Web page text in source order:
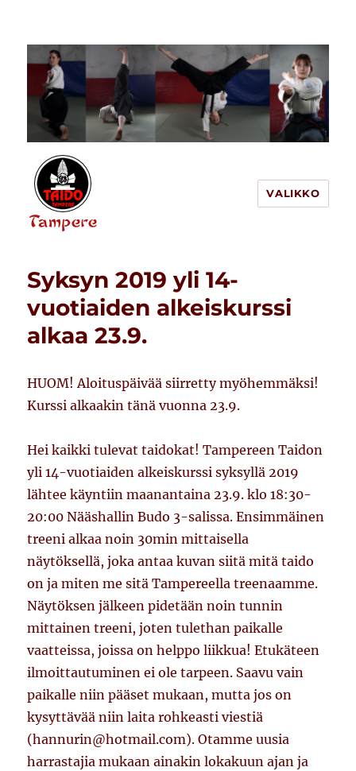
VALIKKO
Syksyn 2019 yli 14-
vuotiaiden alkeiskurssi
alkaa 23.9.
HUOM! Aloituspäivää siirretty myöhemmäksi!
Kurssi alkaakin tänä vuonna 23.9.
Hei kaikki tulevat taidokat! Tampereen Taidon
yli 14-vuotiaiden alkeiskurssi syksyllä 2019
lähtee käyntiin maanantaina 23.9. klo 18:30-
20:00 Nääshallin Budo 3-salissa. Ensimmäinen
treeni alkaa noin 30min mittaisella
näytöksellä, joka antaa kuvan siitä mitä taido
on ja miten me sitä Tampereella treenaamme.
Näytöksen jälkeen pidetään noin tunnin
mittainen treeni, joten tulethan paikalle
vaatteissa, joissa on helppo liikkua! Etukäteen
ilmoittautuminen ei ole tarpeen. Saavu vain
paikalle niin pääset mukaan, mutta jos on
kysyttävää niin laita rohkeasti viestiä
(hannurin@hotmail.com). Otamme uusia
harrastajia mukaan ainakin lokakuun ajan ja